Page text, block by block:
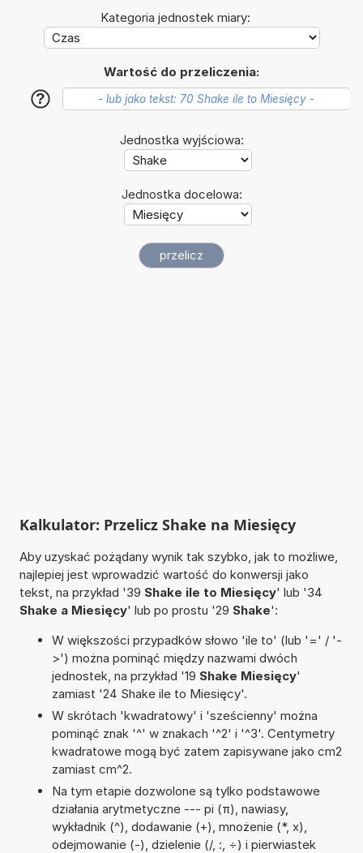
Kategoria jednostek miary:
Wartość do przeliczenia:
?
Jednostka wyjściowa:
Jednostka docelowa:
Kalkulator: Przelicz Shake na Miesięcy
Aby uzyskać pożądany wynik tak szybko, jak to możliwe,
najlepiej jest wprowadzić wartość do konwersji jako
tekst, na przykład '39 Shake ile to Miesięcy' lub '34
Shake a Miesięcy' lub po prostu '29 Shake':
W większości przypadków słowo 'ile to' (lub '=' / '-
>') można pominąć między nazwami dwóch
jednostek, na przykład '19 Shake Miesięcy'
zamiast '24 Shake ile to Miesięcy'.
W skrótach 'kwadratowy' i 'sześcienny' można
pominąć znak '^' w znakach '^2' i '^3'. Centymetry
kwadratowe mogą być zatem zapisywane jako cm2
zamiast cm^2.
Na tym etapie dozwolone są tylko podstawowe
działania arytmetyczne --- pi (π), nawiasy,
wykładnik (^), dodawanie (+), mnożenie (*, x),
odejmowanie (-), dzielenie (/, :, ÷) i pierwiastek